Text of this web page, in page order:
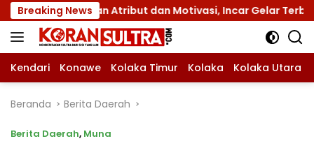
Langsung
ke
konten
Breaking News
Atribut dan Motivasi, Incar Gelar Terbaik di Sultra
Kendari Konawe Kolaka Timur Kolaka Kolaka Utara
Beranda Berita Daerah
Berita Daerah, Muna